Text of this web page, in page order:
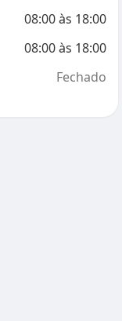
08:00às 18:00
08:00às 18:00
Fechado